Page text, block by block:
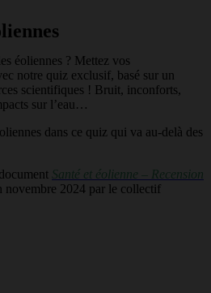
éoliennes ? Mettez vos
notre quiz exclusif, basé sur un
scientifiques ! Bruit, inconforts,
sur l’eau…
dans ce quiz qui va au-delà des
Santé et éolienne – Recension
novembre 2024 par le collectif